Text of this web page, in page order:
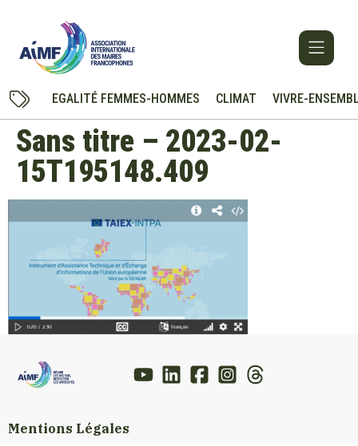
EGALITÉ FEMMES-HOMMES CLIMAT VIVRE-
Sans titre – 2023-02-
15T195148.409
Mentions Légales